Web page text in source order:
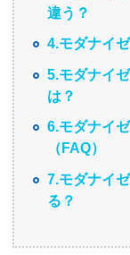
違う？
4.モダナイ
5.モダナイ
は？
6.モダナイ
（FAQ）
7.モダナイ
る？